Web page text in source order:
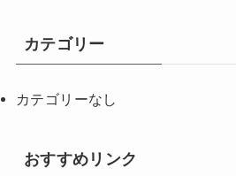
カテゴリー
カテゴリーなし
おすすめリンク